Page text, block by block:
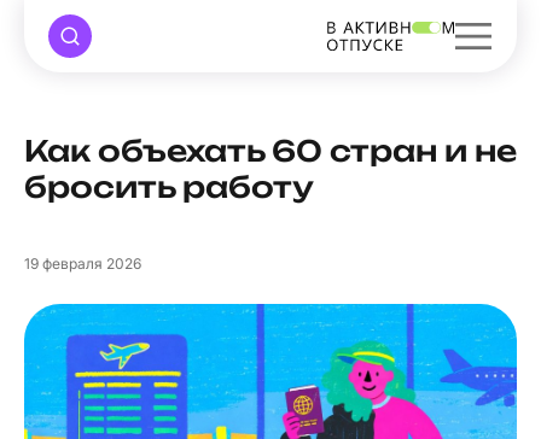
Как объехать 60 стран и не
бросить работу
19 февраля 2026